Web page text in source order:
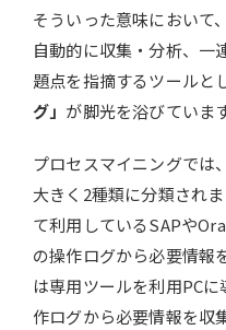
そういった意味において
自動的に収集・分析、一
題点を指摘するツールと
グ」 が脚光を浴びています
プロセスマイニングでは
大きく2種類に分類され
て利用しているSAPや
の操作ログから必要情報
は専用ツールを利用PC
作ログから必要情報を収